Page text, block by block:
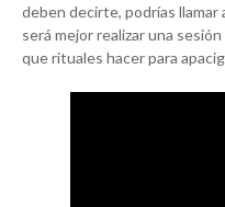
deben decirte, podrías llamar
será mejor realizar una
que rituales hacer para